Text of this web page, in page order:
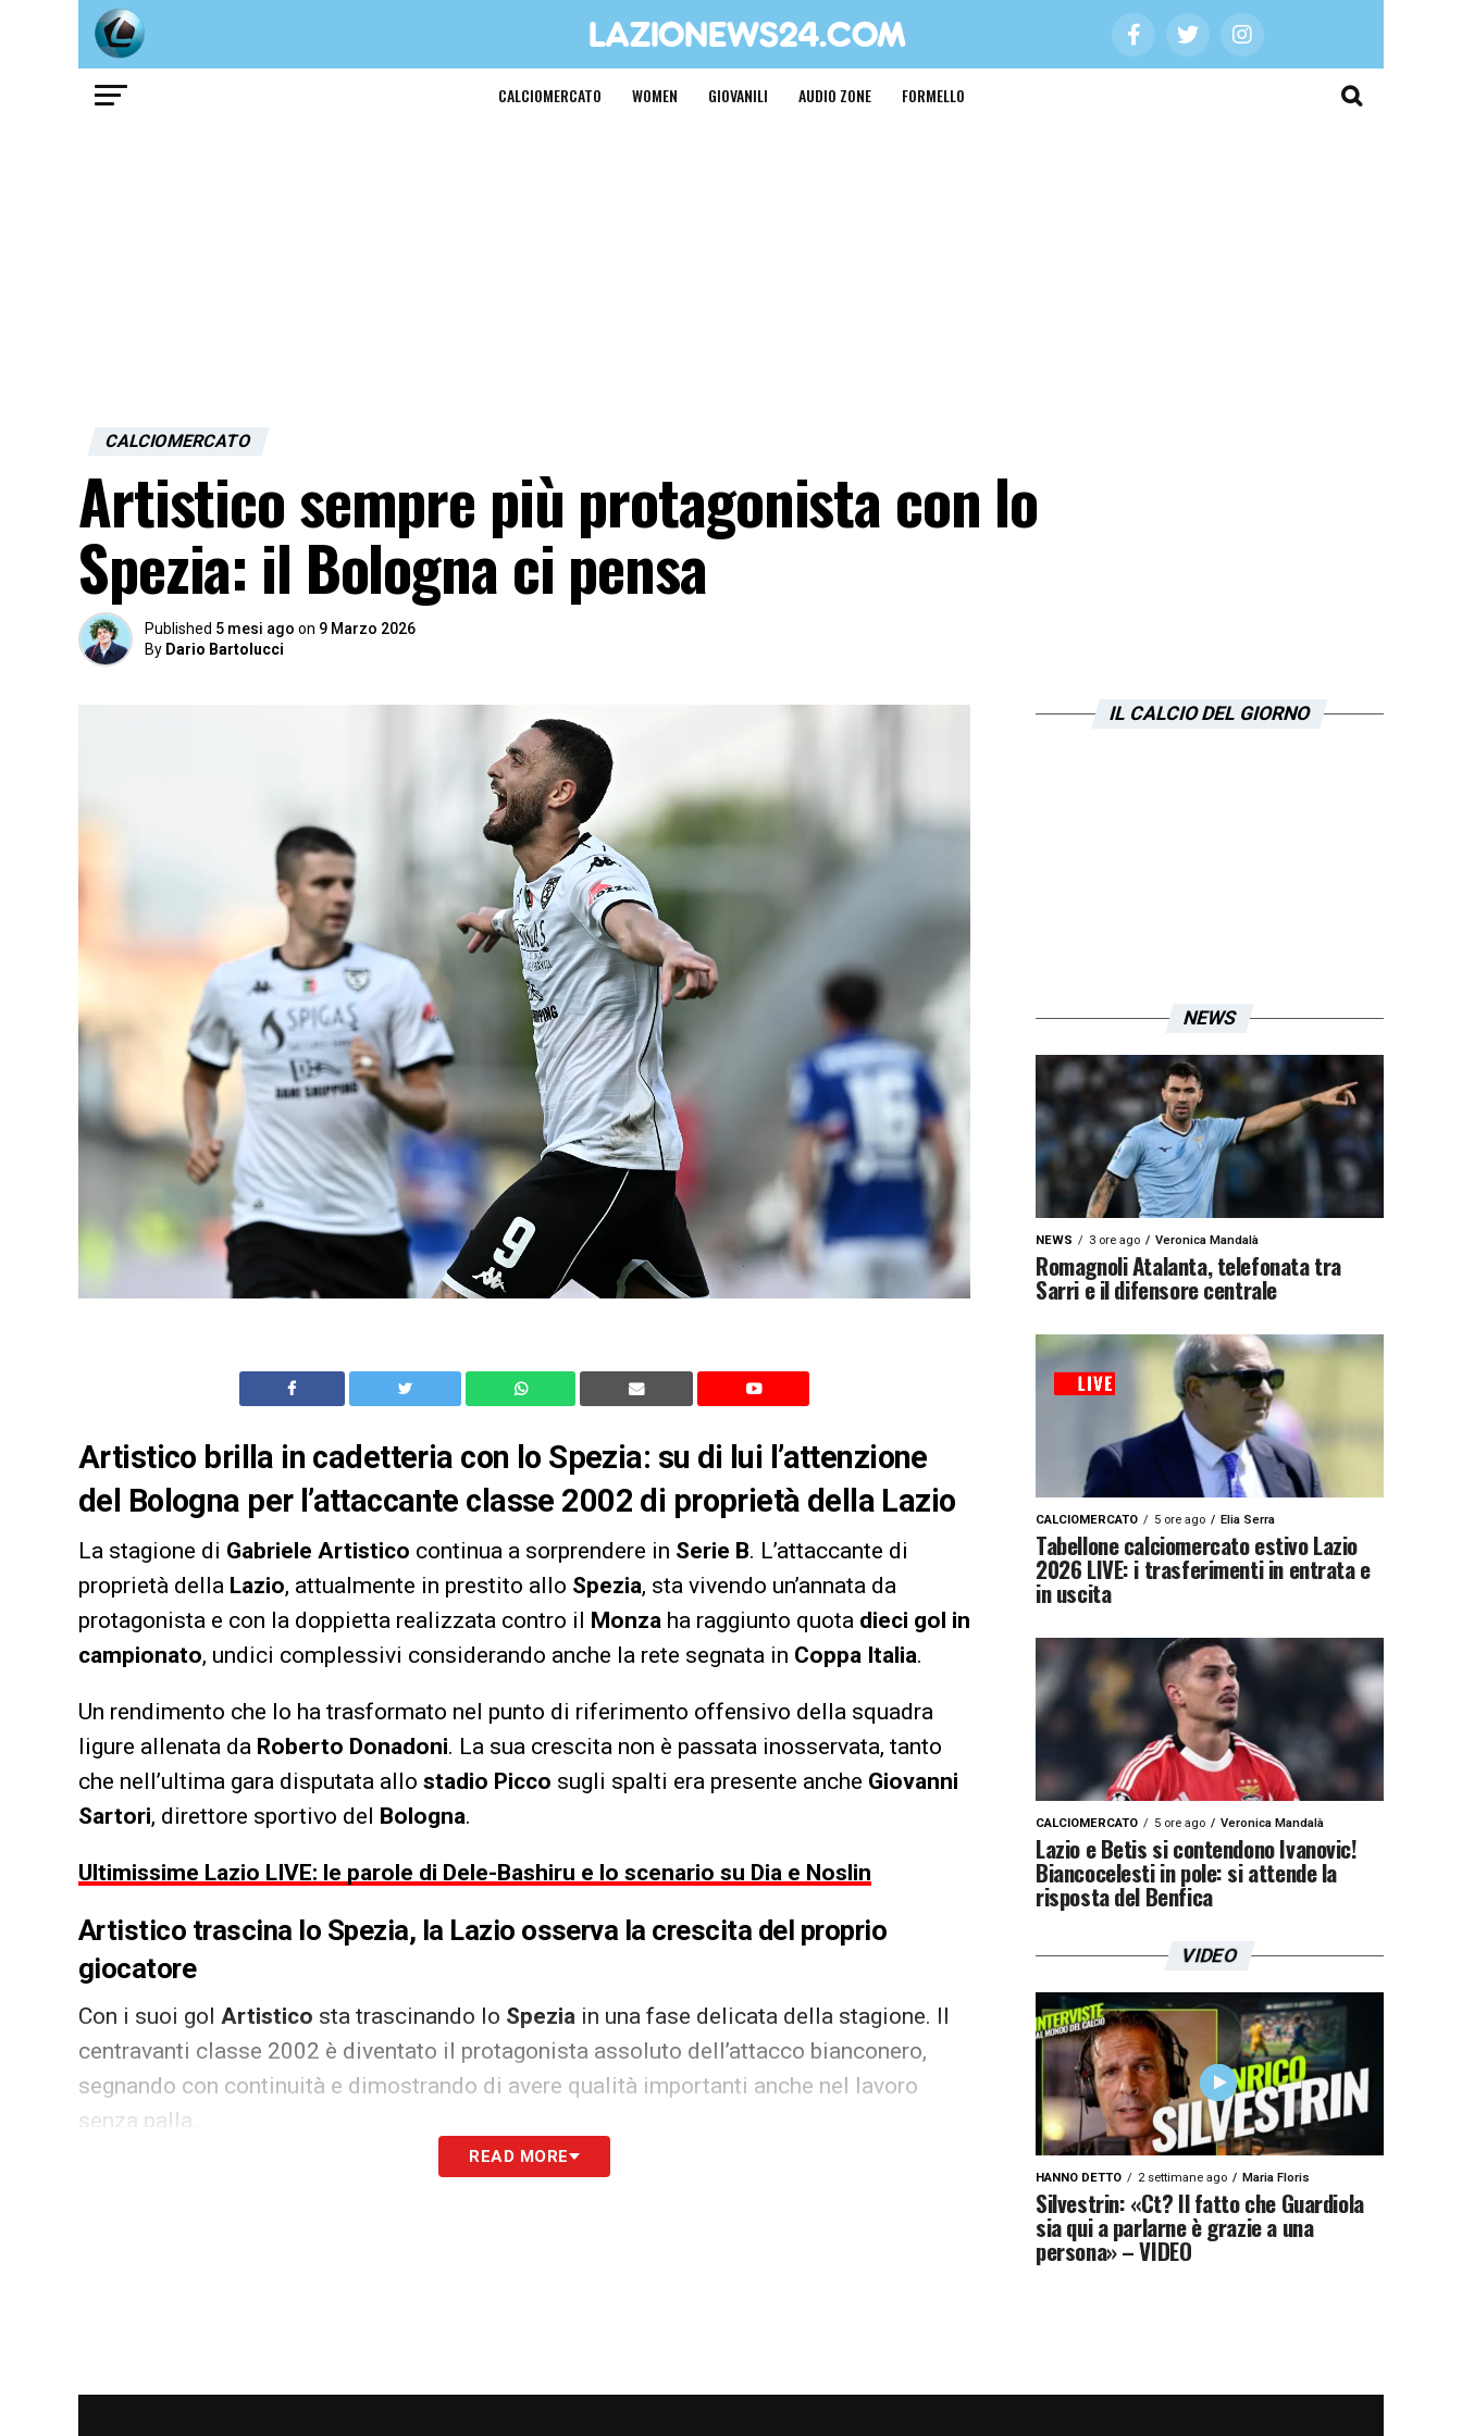
CALCIOMERCATO WOMEN GIOVANILI AUDIO ZONE FORMELLO
CALCIOMERCATO
Artistico sempre più protagonista con lo
Spezia: il Bologna ci pensa
Published 5 mesi ago on 9 Marzo 2026
By Dario Bartolucci
Artistico brilla in cadetteria con lo Spezia: su di lui l’attenzione
del Bologna per l’attaccante classe 2002 di proprietà della Lazio
La stagione di Gabriele Artistico continua a sorprendere in Serie B. L’attaccante di
proprietà della Lazio, attualmente in prestito allo Spezia, sta vivendo un’annata da
protagonista e con la doppietta realizzata contro il Monza ha raggiunto quota dieci gol in
campionato, undici complessivi considerando anche la rete segnata in Coppa Italia.
Un rendimento che lo ha trasformato nel punto di riferimento offensivo della squadra
ligure allenata da Roberto Donadoni. La sua crescita non è passata inosservata, tanto
che nell’ultima gara disputata allo stadio Picco sugli spalti era presente anche Giovanni
Sartori, direttore sportivo del Bologna.
Ultimissime Lazio LIVE: le parole di Dele-Bashiru e lo scenario su Dia e Noslin
Artistico trascina lo Spezia, la Lazio osserva la crescita del proprio
giocatore
Con i suoi gol Artistico sta trascinando lo Spezia in una fase delicata della stagione. Il
centravanti classe 2002 è diventato il protagonista assoluto dell’attacco bianconero,
segnando con continuità e dimostrando di avere qualità importanti anche nel lavoro
senza palla.
Il Secolo XIX, tra le società interessate ci sarebbe proprio il
READ MORE
IL CALCIO DEL GIORNO
NEWS
NEWS 3 ore ago Veronica Mandalà
Romagnoli Atalanta, telefonata tra
Sarri e il difensore centrale
CALCIOMERCATO 5 ore ago Elia Serra
Tabellone calciomercato estivo Lazio
2026 LIVE: i trasferimenti in entrata e
in uscita
CALCIOMERCATO 5 ore ago Veronica Mandalà
Lazio e Betis si contendono Ivanovic!
Biancocelesti in pole: si attende la
risposta del Benfica
VIDEO
HANNO DETTO 2 settimane ago Maria Floris
Silvestrin: «Ct? Il fatto che Guardiola
sia qui a parlarne è grazie a una
persona» – VIDEO